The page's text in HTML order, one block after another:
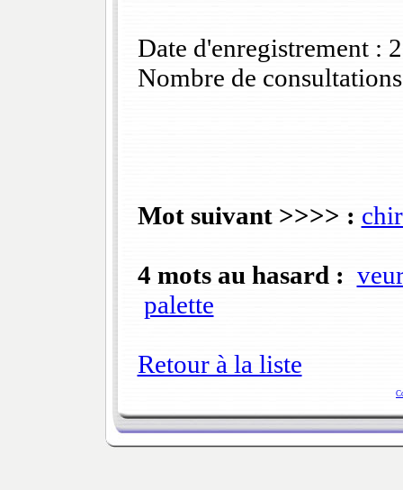
Date d'enregistrement :
Nombre de
Mot suivant >>>> :
4 mots au hasard :
palette
Retour à la liste